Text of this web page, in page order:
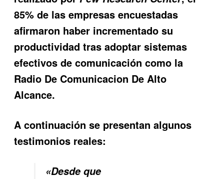
85% de las empresas encuestadas
afirmaron haber incrementado su
productividad tras adoptar sistemas
efectivos de comunicación como la
Radio De Comunicacion De Alto
Alcance.
A continuación se presentan algunos
testimonios reales:
«Desde que